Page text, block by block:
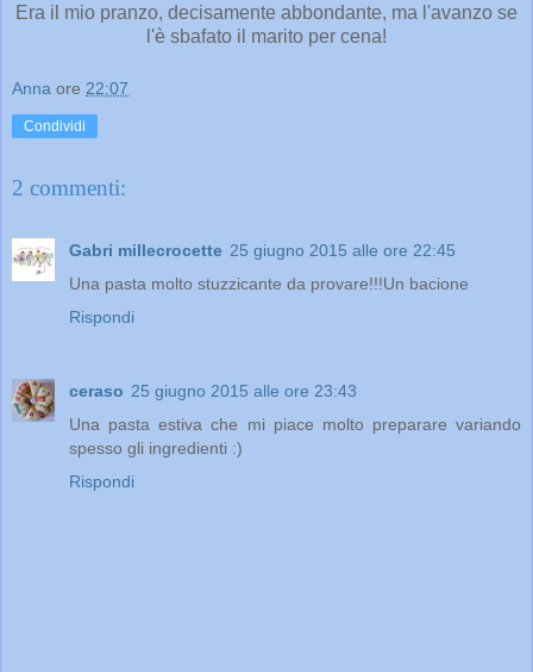
Era il mio pranzo, decisamente abbondante, ma l'avanzo se
l'è sbafato il marito per cena!
Anna ore 22:07
Condividi
2 commenti:
Gabri millecrocette 25 giugno 2015 alle ore 22:45
Una pasta molto stuzzicante da provare!!!Un bacione
Rispondi
ceraso 25 giugno 2015 alle ore 23:43
Una pasta estiva che mi piace molto preparare variando
spesso gli ingredienti :)
Rispondi